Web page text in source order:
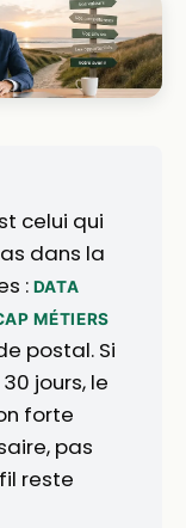
celui qui
dans la
: DATA
MÉTIERS
postal. Si
jours, le
forte
pas
reste